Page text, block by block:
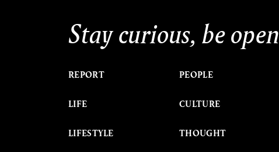
Stay curious, be open
REPORT
LIFE
LIFESTYLE
PEOPLE
CULTURE
THOUGHT